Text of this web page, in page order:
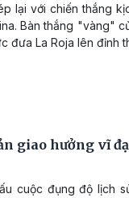
lại với chiến thắng
Bàn thắng "vàng"
đưa La Roja lên đỉnh
giao hưởng vĩ
cuộc đụng độ lịch